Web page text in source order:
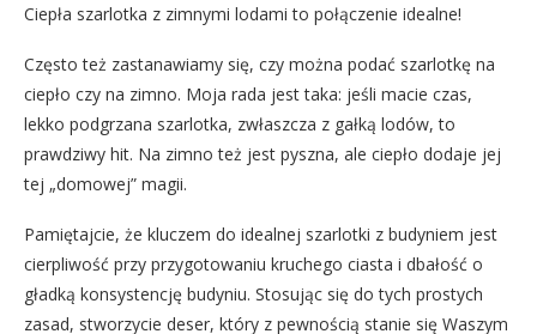
Ciepła szarlotka z zimnymi lodami to połączenie idealne!
Często też zastanawiamy się, czy można podać szarlotkę na
ciepło czy na zimno. Moja rada jest taka: jeśli macie czas,
lekko podgrzana szarlotka, zwłaszcza z gałką lodów, to
prawdziwy hit. Na zimno też jest pyszna, ale ciepło dodaje jej
tej „domowej” magii.
Pamiętajcie, że kluczem do idealnej szarlotki z budyniem jest
cierpliwość przy przygotowaniu kruchego ciasta i dbałość o
gładką konsystencję budyniu. Stosując się do tych prostych
zasad, stworzycie deser, który z pewnością stanie się Waszym